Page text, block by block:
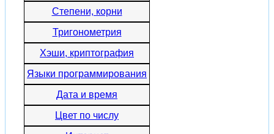
Степени, корни
Тригонометрия
Хэши, криптография
Языки программирования
Дата и время
Цвет по числу